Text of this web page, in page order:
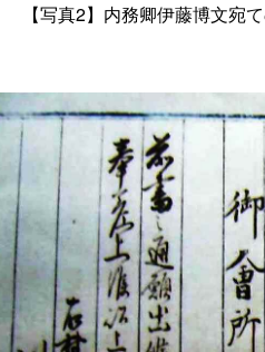
【写真2】内務卿伊藤博文宛